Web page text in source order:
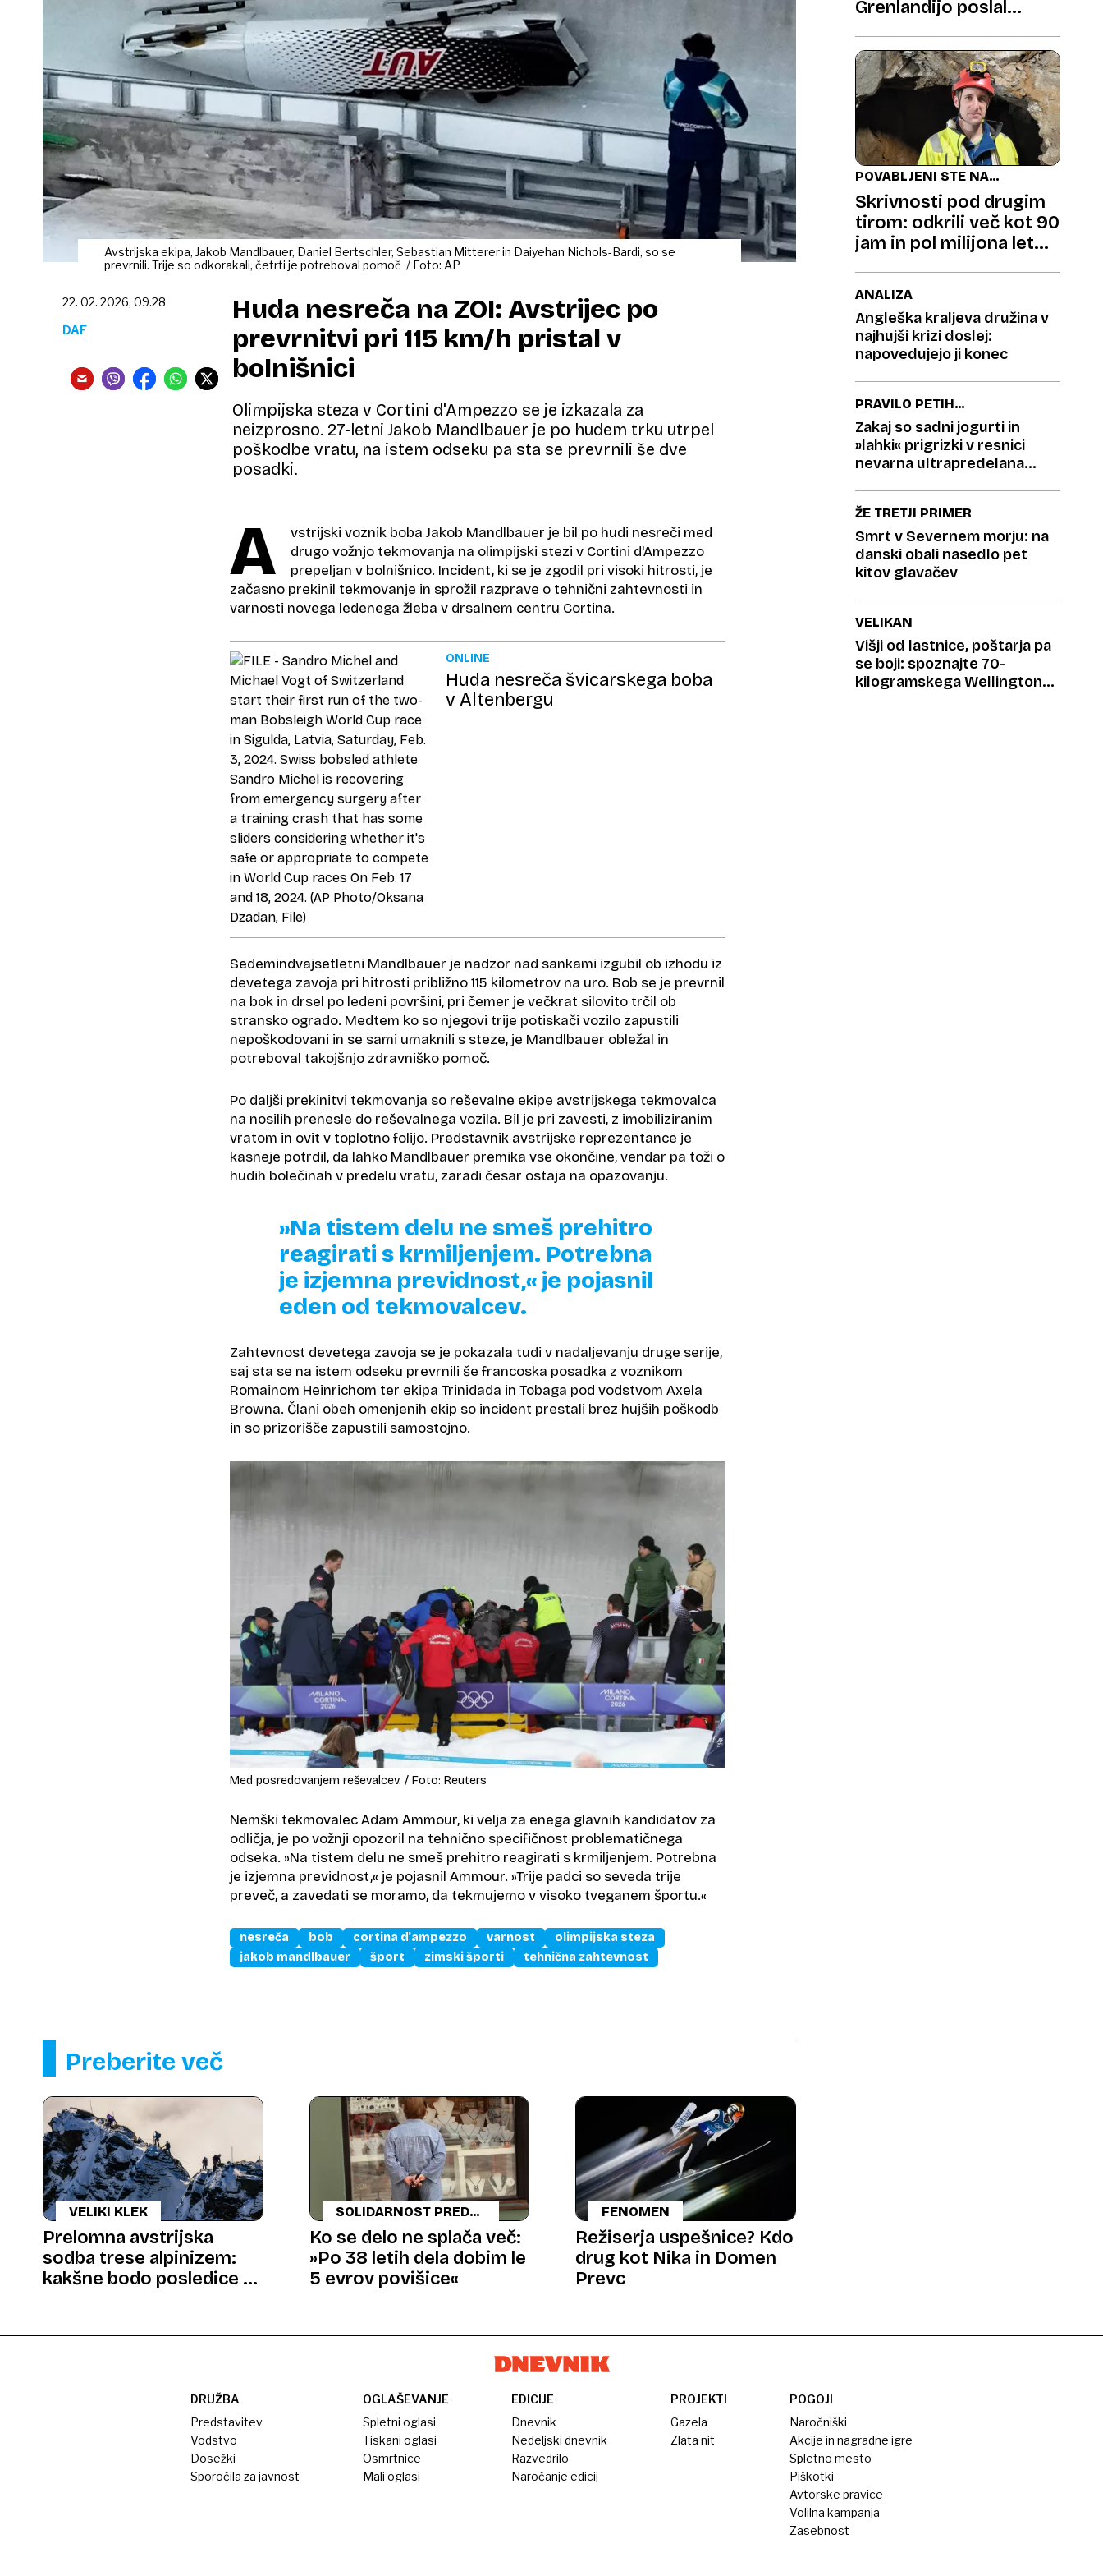
Avstrijska ekipa, Jakob Mandlbauer, Daniel Bertschler, Sebastian Mitterer in Daiyehan Nichols-Bardi, so se
prevrnili. Trije so odkorakali, četrti je potreboval pomoč / Foto: AP
Huda nesreča na ZOI: Avstrijec po
prevrnitvi pri 115 km/h pristal v
bolnišnici
Olimpijska steza v Cortini d'Ampezzo se je izkazala za
neizprosno. 27-letni Jakob Mandlbauer je po hudem trku utrpel
poškodbe vratu, na istem odseku pa sta se prevrnili še dve
posadki.
22. 02. 2026, 09.28
DAF
A
vstrijski voznik boba Jakob Mandlbauer je bil po hudi nesreči med
drugo vožnjo tekmovanja na olimpijski stezi v Cortini d'Ampezzo
prepeljan v bolnišnico. Incident, ki se je zgodil pri visoki hitrosti, je
začasno prekinil tekmovanje in sprožil razprave o tehnični zahtevnosti in
varnosti novega ledenega žleba v drsalnem centru Cortina.
ONLINE
Huda nesreča švicarskega boba
v Altenbergu
Sedemindvajsetletni Mandlbauer je nadzor nad sankami izgubil ob izhodu iz
devetega zavoja pri hitrosti približno 115 kilometrov na uro. Bob se je prevrnil
na bok in drsel po ledeni površini, pri čemer je večkrat silovito trčil ob
stransko ogrado. Medtem ko so njegovi trije potiskači vozilo zapustili
nepoškodovani in se sami umaknili s steze, je Mandlbauer obležal in
potreboval takojšnjo zdravniško pomoč.
Po daljši prekinitvi tekmovanja so reševalne ekipe avstrijskega tekmovalca
na nosilih prenesle do reševalnega vozila. Bil je pri zavesti, z imobiliziranim
vratom in ovit v toplotno folijo. Predstavnik avstrijske reprezentance je
kasneje potrdil, da lahko Mandlbauer premika vse okončine, vendar pa toži o
hudih bolečinah v predelu vratu, zaradi česar ostaja na opazovanju.
»Na tistem delu ne smeš prehitro
reagirati s krmiljenjem. Potrebna
je izjemna previdnost,« je pojasnil
eden od tekmovalcev.
Zahtevnost devetega zavoja se je pokazala tudi v nadaljevanju druge serije,
saj sta se na istem odseku prevrnili še francoska posadka z voznikom
Romainom Heinrichom ter ekipa Trinidada in Tobaga pod vodstvom Axela
Browna. Člani obeh omenjenih ekip so incident prestali brez hujših poškodb
in so prizorišče zapustili samostojno.
Med posredovanjem reševalcev. / Foto: Reuters
Nemški tekmovalec Adam Ammour, ki velja za enega glavnih kandidatov za
odličja, je po vožnji opozoril na tehnično specifičnost problematičnega
odseka. »Na tistem delu ne smeš prehitro reagirati s krmiljenjem. Potrebna
je izjemna previdnost,« je pojasnil Ammour. »Trije padci so seveda trije
preveč, a zavedati se moramo, da tekmujemo v visoko tveganem športu.«
nesreča bob cortina d'ampezzo varnost
olimpijska steza
jakob mandlbauer
šport zimski športi tehnična zahtevnost
Grenlandijo poslal
POVABLJENI STE NA
KAVO
Skrivnosti pod drugim
tirom: odkrili več kot 90
jam in pol milijona let
ANALIZA
Angleška kraljeva družina v
najhujši krizi doslej:
napovedujejo ji konec
PRAVILO PETIH
SESTAVIN
Zakaj so sadni jogurti in
»lahki« prigrizki v resnici
nevarna ultrapredelana
ŽE TRETJI PRIMER
Smrt v Severnem morju: na
danski obali nasedlo pet
kitov glavačev
VELIKAN
Višji od lastnice, poštarja pa
se boji: spoznajte 70-
kilogramskega Wellingtona,
Preberite več
VELIKI KLEK
Prelomna avstrijska
sodba trese alpinizem:
kakšne bodo posledice za
SOLIDARNOST PRED
MATEMATIKO
Ko se delo ne splača več:
»Po 38 letih dela dobim le
5 evrov povišice«
FENOMEN
Režiserja uspešnice? Kdo
drug kot Nika in Domen
Prevc
DRUŽBA
Predstavitev
Vodstvo
Dosežki
Sporočila za javnost
OGLAŠEVANJE
Spletni oglasi
Tiskani oglasi
Osmrtnice
Mali oglasi
EDICIJE
Dnevnik
Nedeljski dnevnik
Razvedrilo
Naročanje edicij
PROJEKTI
Gazela
Zlata nit
POGOJI
Naročniški
Akcije in nagradne igre
Spletno mesto
Piškotki
Avtorske pravice
Volilna kampanja
Zasebnost